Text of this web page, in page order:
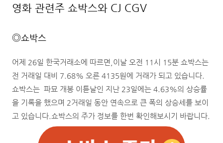
영화 관련주 쇼박스와 CJ CGV
◎쇼박스
어제 26일 한국거래소에 따르면,이날 오전 11시 15분 쇼박스는
전 거래일 대비 7.68% 오른 4135원에 거래가 되고 있습니다.
쇼박스는 파묘 개봉 이튿날인 지난 23일에는 4.63%의 상승률
을 기록을 했으며 2거래일 동안 연속으로 큰 폭의 상승세를 보이
고 있습니다.쇼박스의 주가 정보를 한번 확인해보시기 바랍니다.